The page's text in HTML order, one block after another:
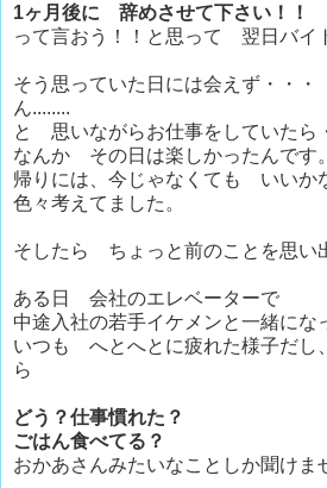
1ヶ月後に 辞めさせて下さい！！
って言おう！！と思って 翌日バイ
そう思っていた日には会えず・・・
ん........
と 思いながらお仕事をしていたら
なんか その日は楽しかったんです。
帰りには、今じゃなくても いいか
色々考えてました。
そしたら ちょっと前のことを思い
ある日 会社のエレベーターで
中途入社の若手イケメンと一緒にな
いつも へとへとに疲れた様子だし
ら
どう？仕事慣れた？
ごはん食べてる？
おかあさんみたいなことしか聞けま